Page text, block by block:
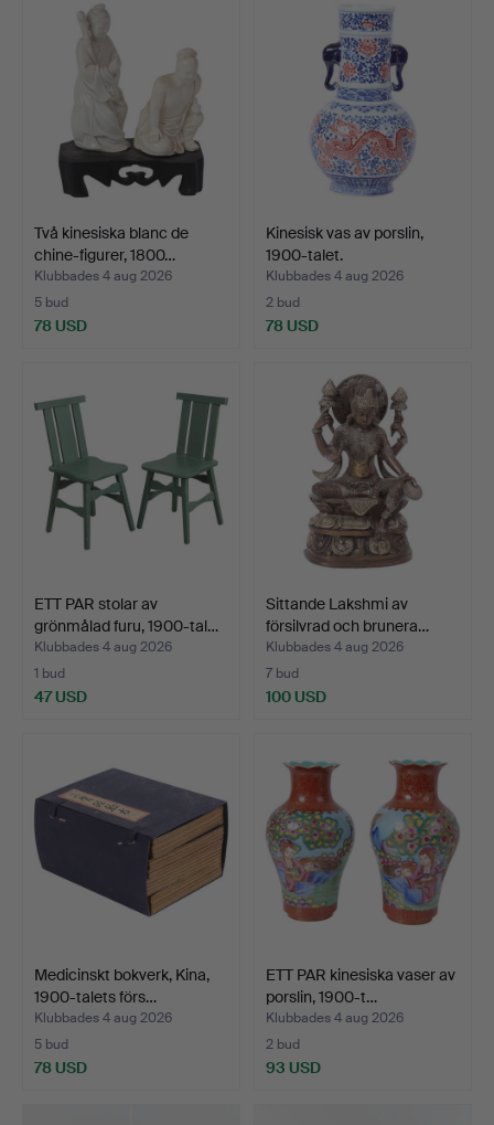
Två kinesiska blanc de
chine-figurer, 1800…
Klubbades 4 aug 2026
5 bud
78 USD
Kinesisk vas av porslin,
1900-talet.
Klubbades 4 aug 2026
2 bud
78 USD
ETT PAR stolar av
grönmålad furu, 1900-tal…
Klubbades 4 aug 2026
1 bud
47 USD
Sittande Lakshmi av
försilvrad och brunera…
Klubbades 4 aug 2026
7 bud
100 USD
Medicinskt bokverk, Kina,
1900-talets förs…
Klubbades 4 aug 2026
5 bud
78 USD
ETT PAR kinesiska vaser av
porslin, 1900-t…
Klubbades 4 aug 2026
2 bud
93 USD